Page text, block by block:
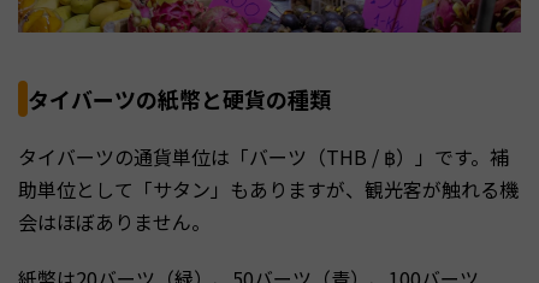
タイバーツの紙幣と硬貨の種類
タイバーツの通貨単位は「バーツ（THB / ฿）」です。補
助単位として「サタン」もありますが、観光客が触れる機
会はほぼありません。